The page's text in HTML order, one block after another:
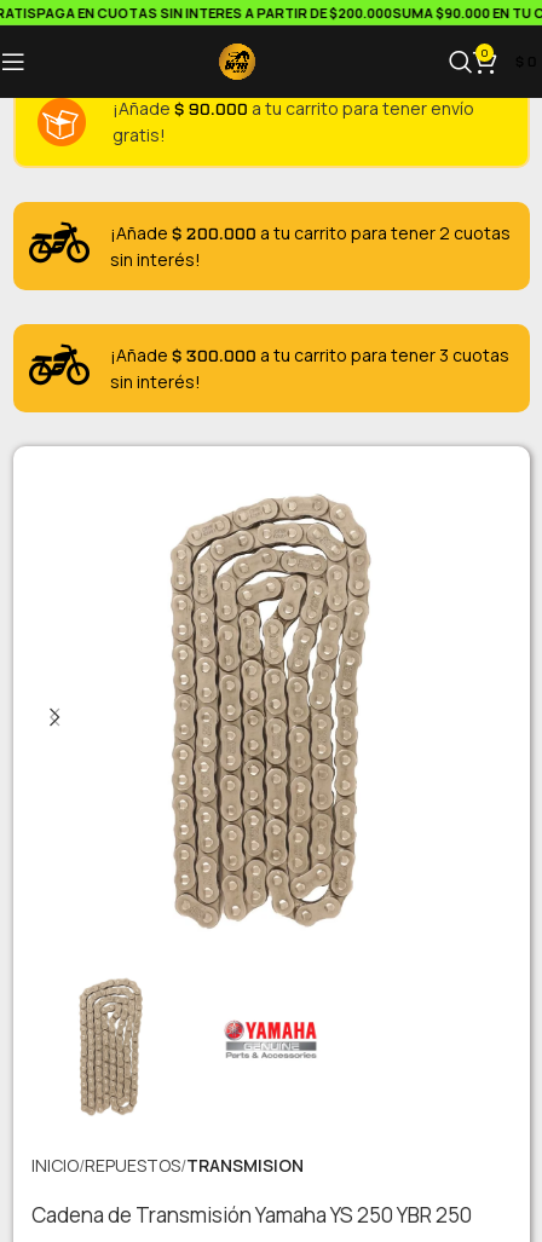
PAGA EN CUOTAS SIN INTERES A PARTIR DE $200.000SUMA $90.000 EN TU
0
¡Añade $90.000 a tu carrito para tener envío
gratis!
¡Añade $200.000 a tu carrito para tener 2 cuotas
sin interés!
¡Añade $300.000 a tu carrito para tener 3 cuotas
sin interés!
INICIO REPUESTOS TRANSMISION
Cadena de Transmisión Yamaha YS 250 YBR 250